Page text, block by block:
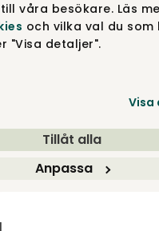
våra besökare. Läs
och vilka val du som
"Visa detaljer".
Visa
Tillåt alla
Anpassa
351 €
Englesson